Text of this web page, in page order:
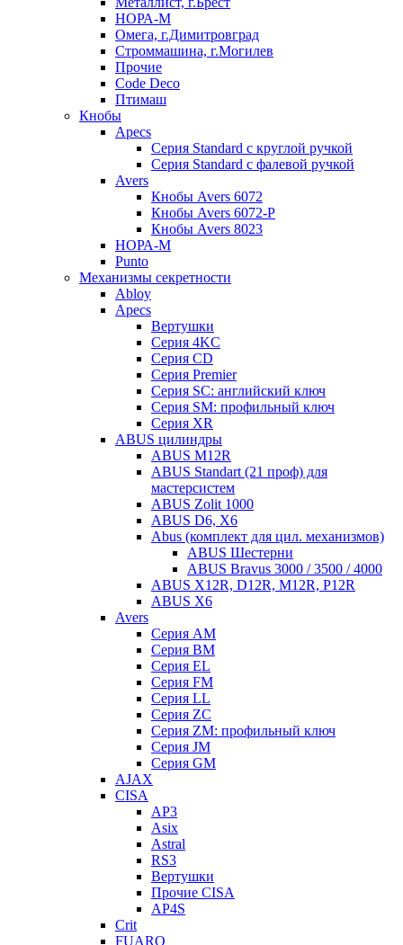
НОРА-М
Омега, г.Димитровград
Строммашина, г.Могилев
Прочие
Code Deco
Птимаш
Кнобы
Apecs
Серия Standard с круглой ручкой
Серия Standard с фалевой ручкой
Avers
Кнобы Avers 6072
Кнобы Avers 6072-P
Кнобы Avers 8023
НОРА-М
Punto
Механизмы секретности
Abloy
Apecs
Вертушки
Серия 4KC
Серия CD
Серия Premier
Серия SC: английский ключ
Серия SM: профильный ключ
Серия XR
ABUS цилиндры
ABUS M12R
ABUS Standart (21 проф) для
мастерсистем
ABUS Zolit 1000
ABUS D6, X6
Abus (комплект для цил. механизмов)
ABUS Шестерни
ABUS Bravus 3000 / 3500 / 4000
ABUS X12R, D12R, M12R, P12R
ABUS X6
Avers
Серия AM
Серия BM
Серия EL
Серия FM
Серия LL
Серия ZC
Серия ZM: профильный ключ
Серия JM
Серия GM
AJAX
CISA
AP3
Asix
Astral
RS3
Вертушки
Прочие CISA
AP4S
Crit
FUARO